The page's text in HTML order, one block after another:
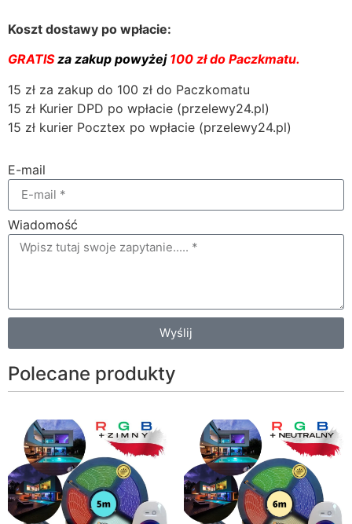
Koszt dostawy po wpłacie:
GRATISza zakup powyżej100 zł do Paczkmatu.
15 zł za zakup do 100 zł do Paczkomatu
15 zł Kurier DPD po wpłacie (przelewy24.pl)
15 zł kurier Pocztex po wpłacie (przelewy24.pl)
E-mail
Wiadomość
Wyślij
Polecane produkty